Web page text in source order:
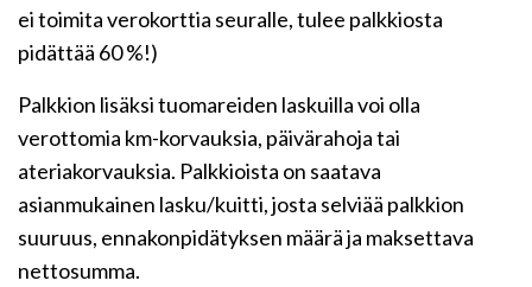
ei toimita verokorttia seuralle, tulee palkkiosta
pidättää 60 %!)
Palkkion lisäksi tuomareiden laskuilla voi olla
verottomia km-korvauksia, päivärahoja tai
ateriakorvauksia. Palkkioista on saatava
asianmukainen lasku/kuitti, josta selviää palkkion
suuruus, ennakonpidätyksen määrä ja maksettava
nettosumma.